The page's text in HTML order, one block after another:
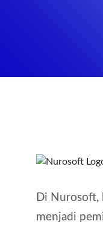
Di Nurosoft,
menjadi